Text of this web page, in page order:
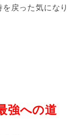
戻った気になり
強への道